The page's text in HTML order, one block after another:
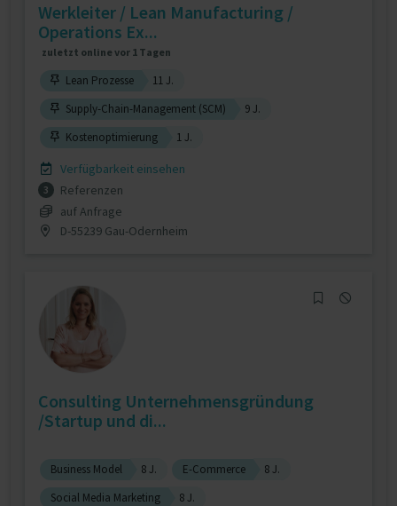
Werkleiter / Lean Manufacturing /
Operations Ex...
zuletzt online vor 1 Tagen
Lean Prozesse
11 J.
Supply-Chain-Management (SCM)
9 J.
Kostenoptimierung
1 J.
Verfügbarkeit einsehen
3
Referenzen
auf Anfrage
D-55239 Gau-Odernheim
Consulting Unternehmensgründung
/Startup und di...
Business Model 8 J. E-Commerce
8 J.
Social Media Marketing
8 J.